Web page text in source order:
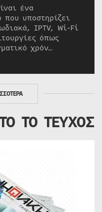
ένα
που υποστηρίζει
IPTV, Wi-Fi
όπως
χρόν…
ΤΟ ΤΕΥΧΟΣ